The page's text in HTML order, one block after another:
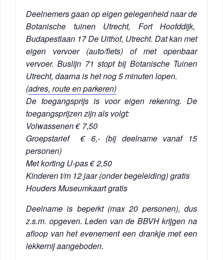
Deelnemers gaan op eigen gelegenheid naar de
Botanische tuinen Utrecht, Fort Hoofddijk,
Budapestlaan 17 De Uithof, Utrecht. Dat kan met
eigen vervoer (auto/fiets) of met openbaar
vervoer. Buslijn 71 stopt bij Botanische Tuinen
Utrecht, daarna is het nog 5 minuten lopen.
(adres, route en parkeren)
De toegangsprijs is voor eigen rekening. De
toegangsprijzen zijn als volgt:
Volwassenen € 7,50
Groepstarief € 6,- (bij deelname vanaf 15
personen)
Met korting U-pas € 2,50
Kinderen t/m 12 jaar (onder begeleiding) gratis
Houders Museumkaart gratis
Deelname is beperkt (max 20 personen), dus
z.s.m. opgeven. Leden van de BBVH krijgen na
afloop van het evenement een drankje met een
lekkernij aangeboden.